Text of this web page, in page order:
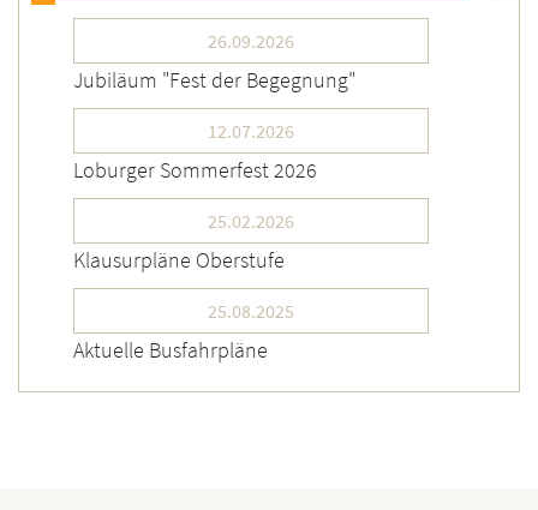
26.09.2026
Jubiläum "Fest der Begegnung"
12.07.2026
Loburger Sommerfest 2026
25.02.2026
Klausurpläne Oberstufe
25.08.2025
Aktuelle Busfahrpläne